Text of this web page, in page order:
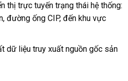
thị trực tuyến trạng thái hệ thống:
đường ống CIP, đến khu vực
dữ liệu truy xuất nguồn gốc sản